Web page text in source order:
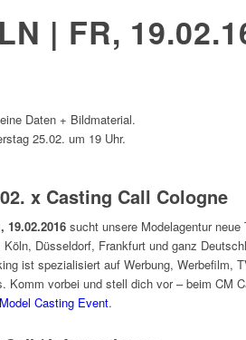
| FR,
Daten + Bildmaterial.
25.02. um 19 Uhr.
x Casting Call Cologne
19.02.2016 sucht unsere Modelagentur neue
Köln, Düsseldorf, Frankfurt und ganz
ist spezialisiert auf Werbung, Werbefilm,
Komm vorbei und stell dich vor – beim CM
Model Casting Event.